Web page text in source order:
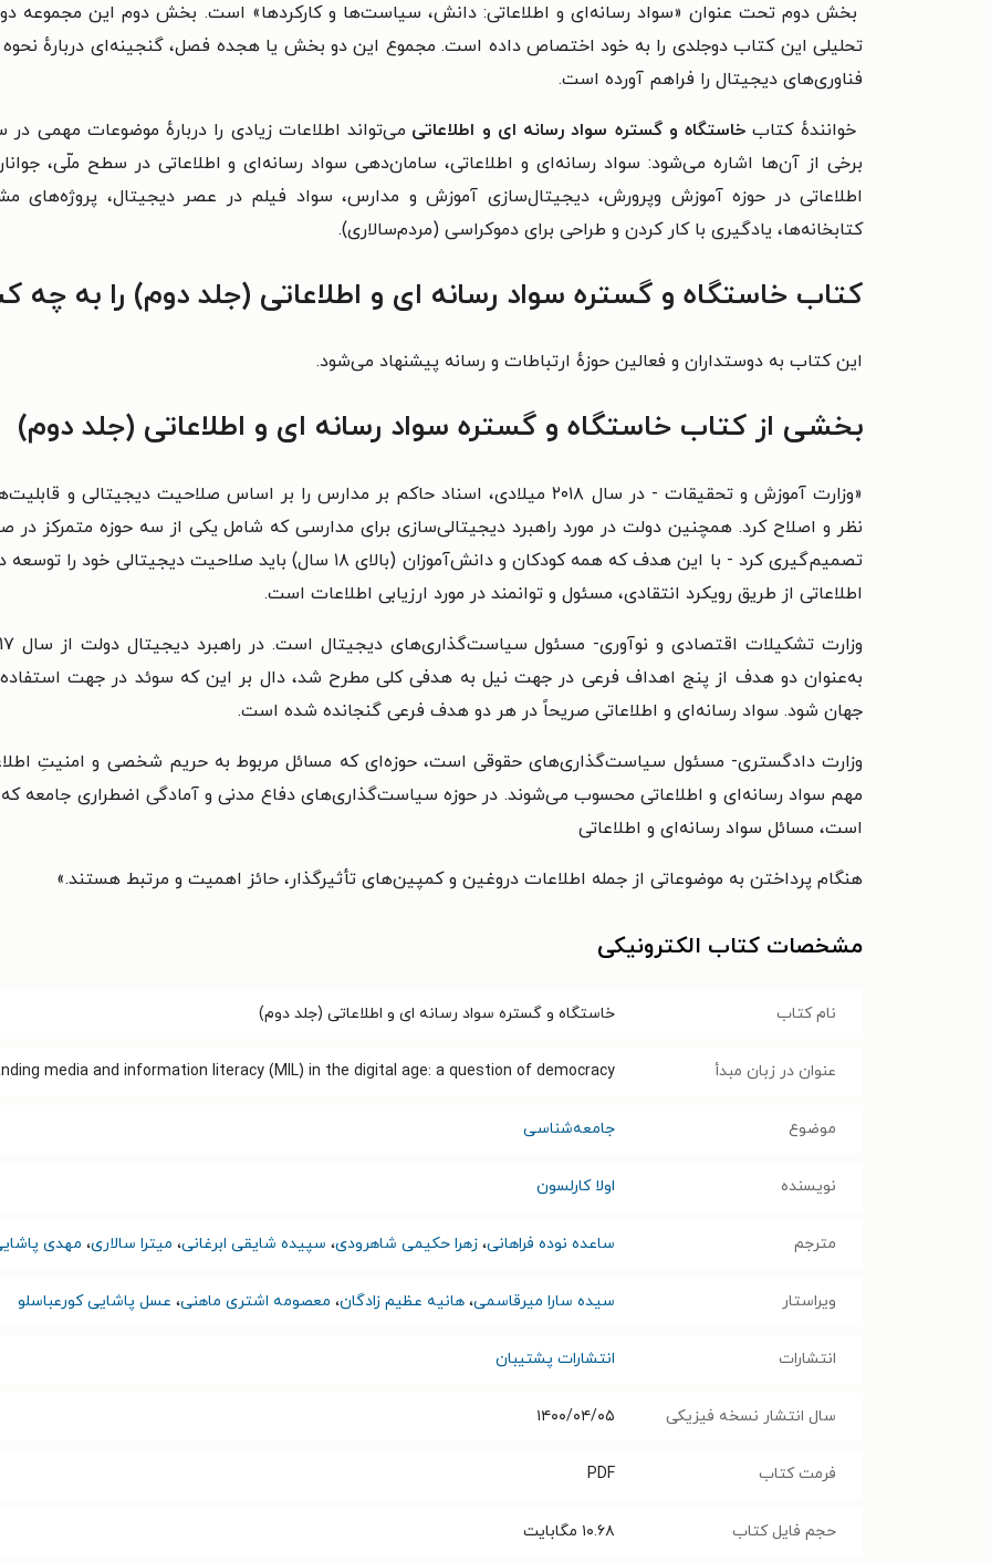
بخش دوم تحت عنوان «سواد رسانه‌ای و اطلاعاتی: دانش، سیاست‌ها و کارکردها» است. بخش دوم این
تحلیلی این کتاب دوجلدی را به خود اختصاص داده است. مجموع این دو بخش یا هجده فصل، گنجینه‌ای دربارهٔ
فناوری‌های دیجیتال را فراهم آورده است.
خوانندهٔ کتاب خاستگاه و گستره سواد رسانه ای و اطلاعاتی می‌تواند اطلاعات زیادی را دربارهٔ موضوعات مهمی
برخی از آن‌ها اشاره می‌شود: سواد رسانه‌ای و اطلاعاتی، سامان‌دهی سواد رسانه‌ای و اطلاعاتی در سطح ملّی،
اطلاعاتی در حوزه آموزش ‌وپرورش، دیجیتال‌سازی آموزش و مدارس، سواد فیلم در عصر دیجیتال، پروژه‌های
کتابخانه‌ها، یادگیری با کار کردن و طراحی برای دموکراسی (مردم‌سالاری).
کتاب خاستگاه و گستره سواد رسانه ای و اطلاعاتی (جلد دوم) را به چه
این کتاب به دوستداران و فعالین حوزهٔ ارتباطات و رسانه پیشنهاد می‌شود.
بخشی از کتاب خاستگاه و گستره سواد رسانه ای و اطلاعاتی (جلد دوم)
«وزارت آموزش و تحقیقات - در سال ۲۰‍۱۸ میلادی، اسناد حاکم بر مدارس را بر اساس صلاحیت
نظر و اصلاح کرد. همچنین دولت در مورد راهبرد دیجیتالی‌سازی برای مدارسی که شامل یکی از سه حوزه‌ متمرکز در
تصمیم‌گیری کرد - با این هدف که همه‌ کودکان و دانش‌آموزان (بالای ۱۸ سال)
اطلاعاتی از طریق رویکرد انتقادی، مسئول و توانمند در مورد ارزیابی اطلاعات است.
به‌عنوان دو هدف از پنج اهداف فرعی در جهت نیل به هدفی کلی مطرح شد، دال بر این که سوئد در جهت استفاده
جهان شود. سواد رسانه‌ای و اطلاعاتی صریحاً در هر دو هدف فرعی گنجانده شده است.
وزارت دادگستری- مسئول سیاست‌گذاری‌های حقوقی است، حوزه‌ای که مسائل مربوط به حریم شخصی و امنیتِ
مهم سواد رسانه‌ای و اطلاعاتی محسوب می‌شوند. در حوزه‌ سیاست‌گذاری‌های دفاع مدنی و آمادگی اضطراری جامعه‌ که
است، مسائل سواد رسانه‌ای و اطلاعاتی
هنگام پرداختن به موضوعاتی از جمله اطلاعات دروغین و کمپین‌های تأثیرگذار، حائز اهمیت و مرتبط هستند.»
مشخصات کتاب الکترونیکی
نام کتاب خاستگاه و گستره سواد رسانه ای و اطلاعاتی (جلد دوم)
عنوان در زبان مبدأ media and information literacy (MIL) in the digital age: a question of democracy.
موضوع جامعه‌شناسی
نویسنده اولا کارلسون
مترجم ساعده نوده فراهانی، زهرا حکیمی شاهرودی، سپیده شایقی ابرغانی، میترا سالاری، مهدی
ویراستار سیده سارا میرقاسمی، هانیه عظیم زادگان، معصومه اشتری ماهنی، عسل پاشایی کورعباسلو
انتشارات انتشارات پشتیبان
سال انتشار نسخه فیزیکی ۱۴۰۰/۰۴/۰۵
فرمت کتاب PDF
حجم فایل کتاب ۱۰.۶۸ مگابایت